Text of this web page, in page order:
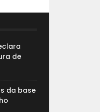
de
da base